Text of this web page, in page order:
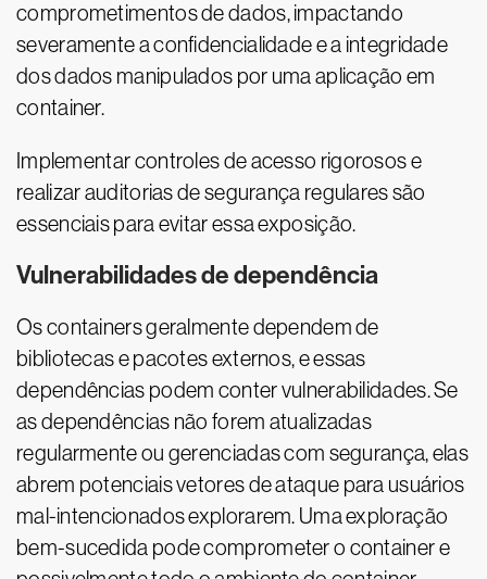
comprometimentos de dados, impactando
severamente a confidencialidade e a integridade
dos dados manipulados por uma aplicação em
container.
Implementar controles de acesso rigorosos e
realizar auditorias de segurança regulares são
essenciais para evitar essa exposição.
Vulnerabilidades de dependência
Os containers geralmente dependem de
bibliotecas e pacotes externos, e essas
dependências podem conter vulnerabilidades. Se
as dependências não forem atualizadas
regularmente ou gerenciadas com segurança, elas
abrem potenciais vetores de ataque para usuários
mal-intencionados explorarem. Uma exploração
bem-sucedida pode comprometer o container e